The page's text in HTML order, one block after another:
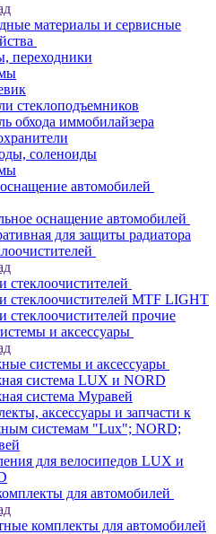
материалы и сервисные
переходники
стеклоподъемников
обхода иммобилайзера
соленоиды
автомобилей
оснащение автомобилей
для защиты радиатора
стеклоочистителей
стеклоочистителей MTF LIGHT
стеклоочистителей прочие
и аксессуары
системы и аксессуары
система LUX и NORD
система Муравей
аксессуары и запчасти к
системам "Lux"; NORD;
для велосипедов LUX и
для автомобилей
комплекты для автомобилей